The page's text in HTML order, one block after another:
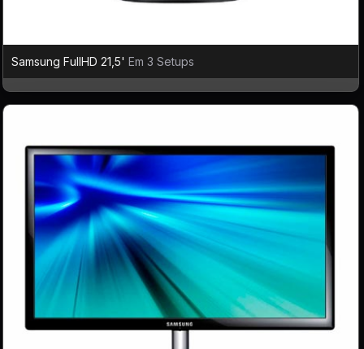
Samsung FullHD 21,5' Em 3 Setups